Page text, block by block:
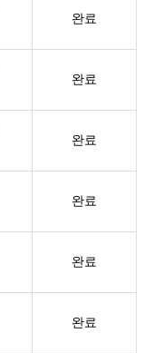
완료
완료
완료
완료
완료
완료